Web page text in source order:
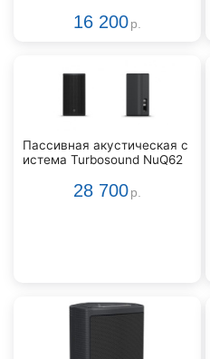
16 200 р.
Пассивная акустическая с
истема Turbosound NuQ62
28 700 р.